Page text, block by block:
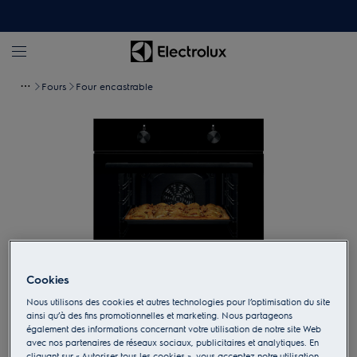
Fours Four encastrable
Appuyez pour zoomer
Cookies
Nous utilisons des cookies et autres technologies pour l’optimisation du site
ainsi qu’à des fins promotionnelles et marketing. Nous partageons
également des informations concernant votre utilisation de notre site Web
avec nos partenaires de réseaux sociaux, publicitaires et analytiques. En